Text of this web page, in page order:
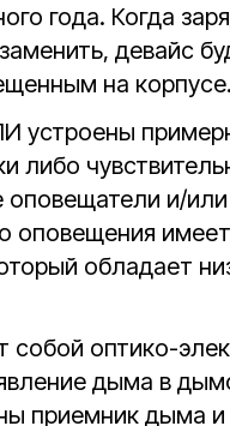
года. Когда
девайс
на корпусе.
устроены
либо
оповещатели и/
оповещения
обладает
оптико-
дыма в
приемник дыма и